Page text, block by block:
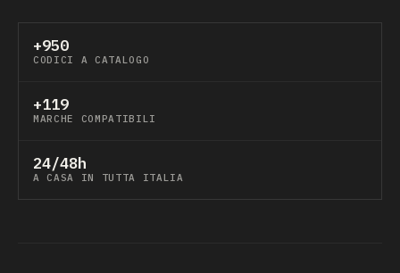
+950
CODICI A CATALOGO
+119
MARCHE COMPATIBILI
24/48h
A CASA IN TUTTA ITALIA